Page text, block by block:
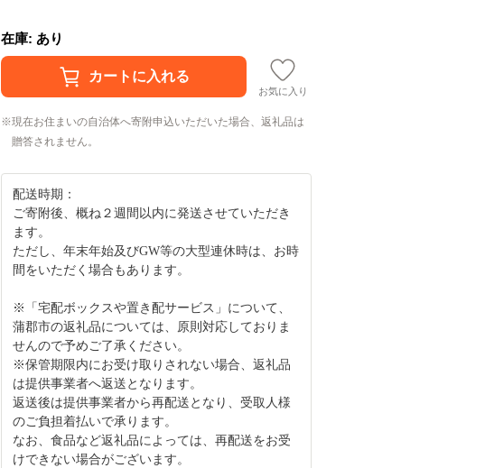
在庫: あり
お気に入り
現在お住まいの自治体へ寄附申込いただいた場合、返礼品は
贈答されません。
配送時期：
ご寄附後、概ね２週間以内に発送させていただき
ます。
ただし、年末年始及びGW等の大型連休時は、お時
間をいただく場合もあります。
※「宅配ボックスや置き配サービス」について、
蒲郡市の返礼品については、原則対応しておりま
せんので予めご了承ください。
※保管期限内にお受け取りされない場合、返礼品
は提供事業者へ返送となります。
返送後は提供事業者から再配送となり、受取人様
のご負担着払いで承ります。
なお、食品など返礼品によっては、再配送をお受
けできない場合がございます。